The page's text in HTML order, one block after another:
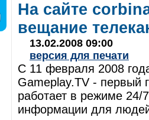
На сайте
вещание
13.02.2008 09:00
версия для печати
С 11 февраля 2008
Gameplay.TV - первый
работает в режиме 24/
информации для